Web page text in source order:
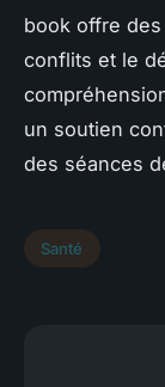
book offre
conflits et le
un soutien
des séances
Santé